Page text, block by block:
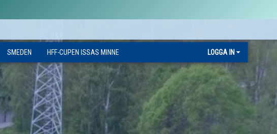
SMEDEN HFF-CUPEN ISSAS MINNE LOGGA IN